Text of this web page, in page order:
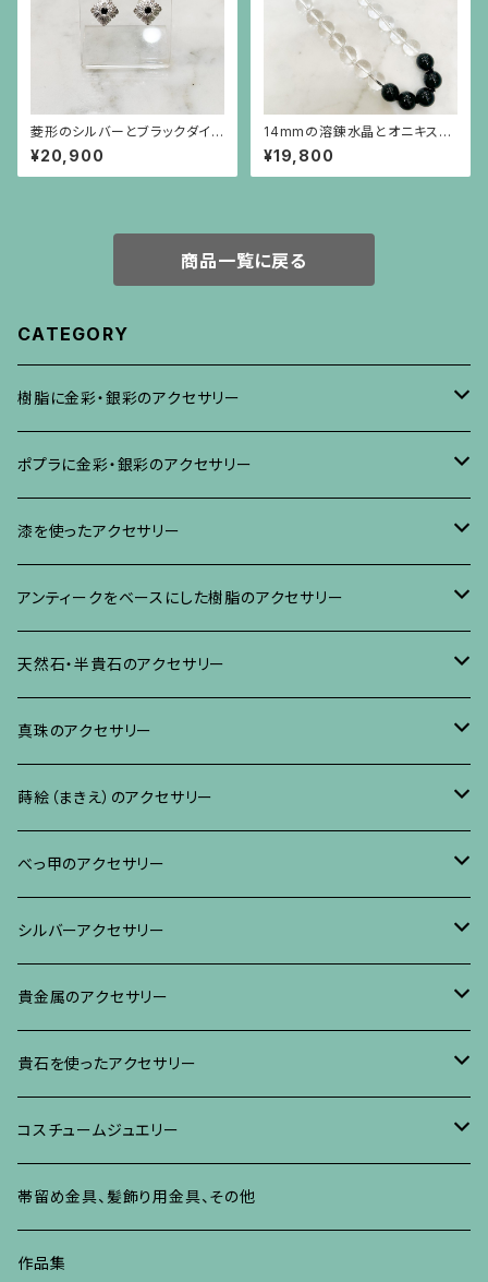
菱形のシルバーとブラックダイヤ
モンドのピアス（中）シルバーポ
スト
¥20,900
14mmの溶錬水晶とオニキスの
ネックレス
¥19,800
商品一覧に戻る
CATEGORY
樹脂に金彩・銀彩のアクセサリー
ブローチ
イヤリング・ピアス
ネックレス、その他
ポプラに金彩・銀彩のアクセサリー
ブローチ
イヤリング、ピアス
ネックレス、ペンダント
ブレスレット、バングル、その他
漆を使ったアクセサリー
ブローチ
イヤリング・ピアス
ネックレス・ペンダント
リング
ブレスレット・バングル、その他
アンティークをベースにした樹脂のアクセサリー
ブローチ
イヤリング・ピアス
ネックレス、ペンダント
ブレスレット、その他
天然石・半貴石のアクセサリー
ブローチ
イヤリング・ピアス
ネックレス、ペンダント
リング
ブレスレット、その他
真珠のアクセサリー
ブローチ
イヤリング・ピアス
ネックレス、ペンダント
リング
ブレスレット、その他
蒔絵（まきえ）のアクセサリー
べっ甲に蒔絵のアクセサリー
ブローチ
イヤリング・ピアス
真珠に蒔絵のアクセサリー
ブローチ
イヤリング、ピアス
水晶に蒔絵のアクセサリー
ブローチ
イヤリング、ピアス
朴の木やポプラに蒔絵のアクセサリー
ブローチ
イヤリング・ピアス
その他の蒔絵のアクセサリー
べっ甲のアクセサリー
ブローチ
イヤリング、ピアス
ネックレス、ペンダント
リング
ブレスレット、バングル、その他
シルバーアクセサリー
ブローチ
イヤリング、ピアス
ネックレス、ペンダント
リング
ブレスレット、バングル、その他
貴金属のアクセサリー
ブローチ
イヤリング、ピアス
ネックレス、ペンダント
ブレスレット、その他
貴石を使ったアクセサリー
ブローチ
イヤリング、ピアス
ネックレス、ペンダント
コスチュームジュエリー
ブローチ
イヤリング、ピアス
帯留め金具、髪飾り用金具、その他
作品集